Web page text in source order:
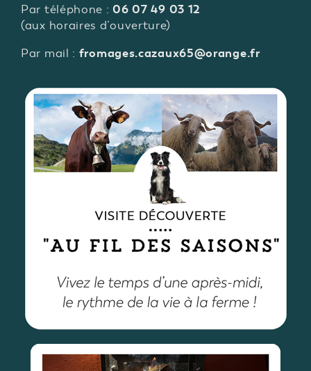
Par téléphone :06 07 49 03 12
(aux horaires d’ouverture)
Par mail : fromages.cazaux65@orange.fr